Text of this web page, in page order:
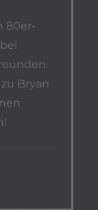
80er-
Bryan